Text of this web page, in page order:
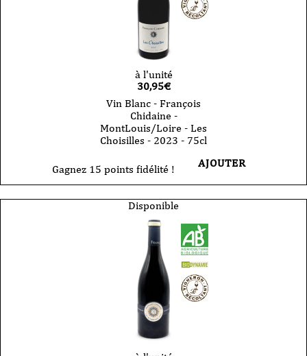
à l'unité
30,95€
Vin Blanc - François
Chidaine -
MontLouis/Loire - Les
Choisilles - 2023 - 75cl
Gagnez 15 points fidélité ! AJOUTER
Disponible